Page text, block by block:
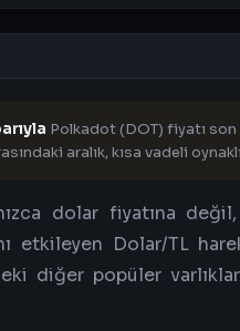
Polkadot (DOT) fiyatı
aralık, kısa vadeli
dolar fiyatına
etkileyen Dolar/TL
diğer popüler